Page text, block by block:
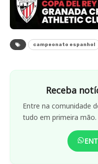
campeonato espanhol
Receba
Entre na comunidade
tudo em primeira mão.